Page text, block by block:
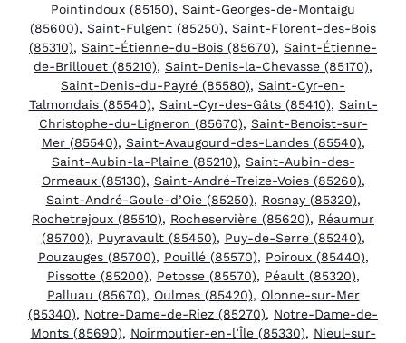
Pointindoux (85150), Saint-Georges-de-Montaigu
(85600), Saint-Fulgent (85250), Saint-Florent-des-Bois
(85310), Saint-Étienne-du-Bois (85670), Saint-Étienne-
de-Brillouet (85210), Saint-Denis-la-Chevasse (85170),
Saint-Denis-du-Payré (85580), Saint-Cyr-en-
Talmondais (85540), Saint-Cyr-des-Gâts (85410), Saint-
Christophe-du-Ligneron (85670), Saint-Benoist-sur-
Mer (85540), Saint-Avaugourd-des-Landes (85540),
Saint-Aubin-la-Plaine (85210), Saint-Aubin-des-
Ormeaux (85130), Saint-André-Treize-Voies (85260),
Saint-André-Goule-d’Oie (85250), Rosnay (85320),
Rochetrejoux (85510), Rocheservière (85620), Réaumur
(85700), Puyravault (85450), Puy-de-Serre (85240),
Pouzauges (85700), Pouillé (85570), Poiroux (85440),
Pissotte (85200), Petosse (85570), Péault (85320),
Palluau (85670), Oulmes (85420), Olonne-sur-Mer
(85340), Notre-Dame-de-Riez (85270), Notre-Dame-de-
Monts (85690), Noirmoutier-en-l’Île (85330), Nieul-sur-